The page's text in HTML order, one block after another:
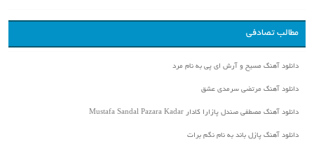
مطالب تصادفی
دانلود آهنگ مسیح و آرش ای پی به نام مرد
دانلود آهنگ مرتضی سرمدی عشق
دانلود آهنگ مصطفی صندل پازارا کادار Mustafa Sandal Pazara Kadar
دانلود آهنگ پازل باند به نام نگم برات